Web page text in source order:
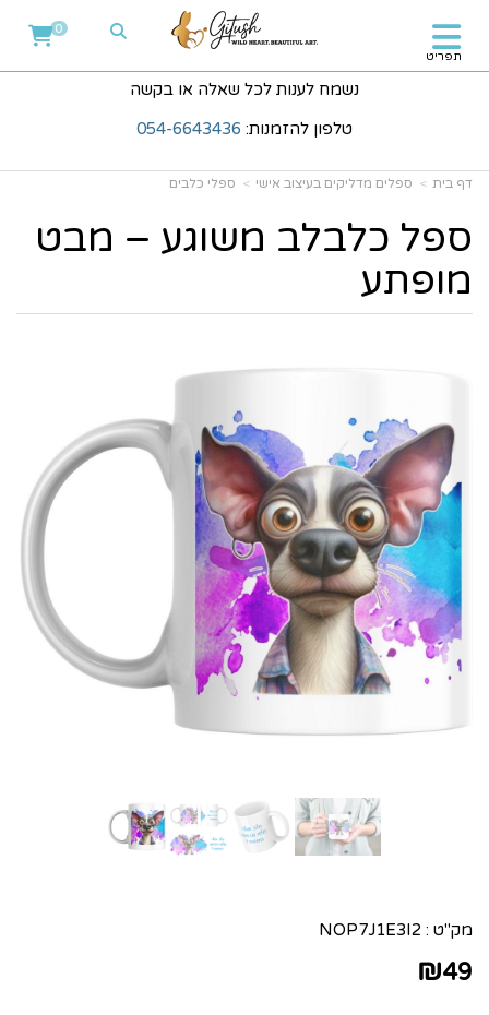
נשמח לענות לכל שאלה או בקשה
טלפון להזמנות: 054-6643436
תפריט
0
דף בית ספלים מדליקים בעיצוב אישי ספלי כלבים
ספל כלבלב משוגע – מבט
מופתע
מק"ט : NOP7J1E3I2
₪49